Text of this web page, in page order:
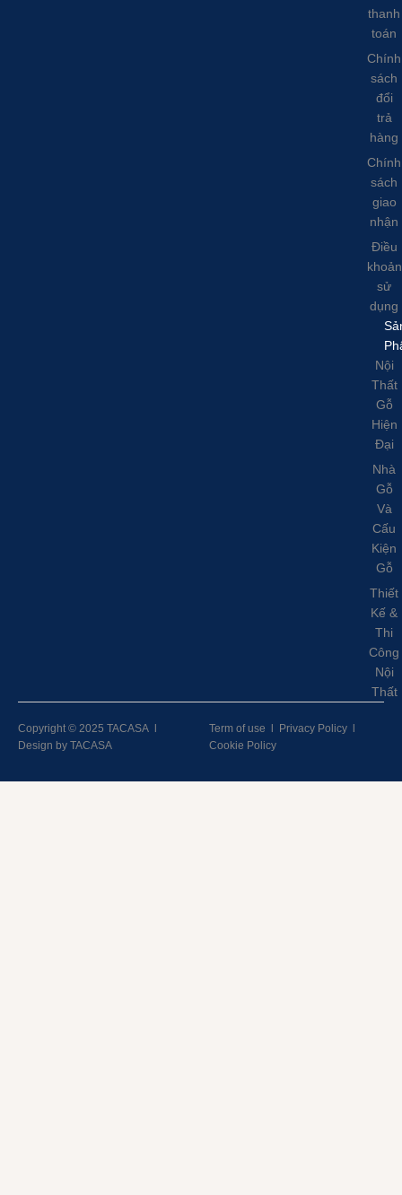
thanh
toán
Chính
sách
đổi
trả
hàng
Chính
sách
giao
nhận
Điều
khoản
sử
dụng
Nội
Thất
Gỗ
Hiện
Đại
Nhà
Gỗ
Và
Cấu
Kiện
Gỗ
Thiết
Kế &
Thi
Công
Nội
Thất
Copyright © 2025 TACASA
Design by TACASA
Term of use Privacy Policy
Cookie Policy